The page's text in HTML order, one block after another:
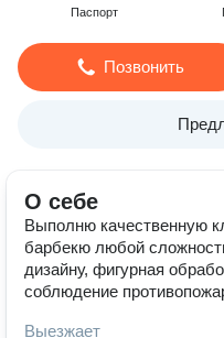
Паспорт
Позвонить
О себе
Выполню качественную
барбекю любой
дизайну, фигурная
соблюдение
Выезжает